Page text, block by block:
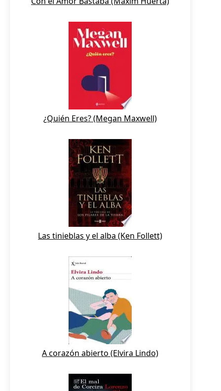
¿Quién Eres? (Megan Maxwell)
Las tinieblas y el alba (Ken Follett)
A corazón abierto (Elvira Lindo)